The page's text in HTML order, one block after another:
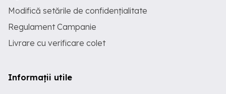
Modifică setările de confidențialitate
Regulament Campanie
Livrare cu verificare colet
Informații utile